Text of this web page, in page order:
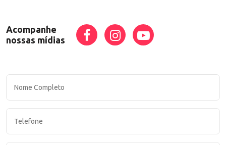
Acompanhe
nossas mídias